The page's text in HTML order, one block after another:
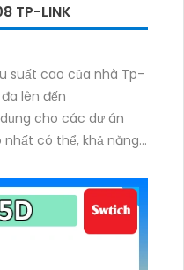
TP-LINK
suất cao của nhà Tp-
lên đến
cho các dự án
có thể, khả năng